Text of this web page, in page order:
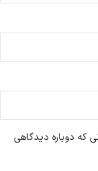
که دوباره دیدگاهی